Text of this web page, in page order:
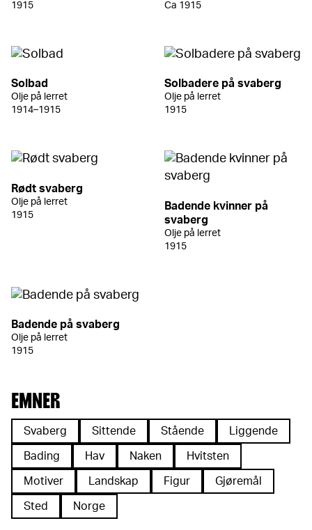
1915
Ca 1915
Solbad
Olje på lerret
1914–1915
Solbadere på svaberg
Olje på lerret
1915
Rødt svaberg
Olje på lerret
1915
Badende kvinner på
svaberg
Olje på lerret
1915
Badende på svaberg
Olje på lerret
1915
EMNER
Svaberg Sittende Stående Liggende
Bading Hav Naken Hvitsten
Motiver Landskap Figur Gjøremål
Sted Norge